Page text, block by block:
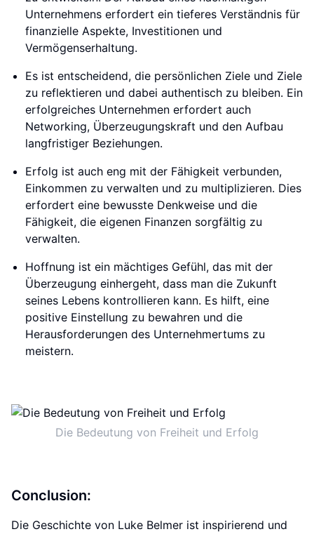
Unternehmens erfordert ein tieferes Verständnis für
finanzielle Aspekte, Investitionen und
Vermögenserhaltung.
Es ist entscheidend, die persönlichen Ziele und Ziele
zu reflektieren und dabei authentisch zu bleiben. Ein
erfolgreiches Unternehmen erfordert auch
Networking, Überzeugungskraft und den Aufbau
langfristiger Beziehungen.
Erfolg ist auch eng mit der Fähigkeit verbunden,
Einkommen zu verwalten und zu multiplizieren. Dies
erfordert eine bewusste Denkweise und die
Fähigkeit, die eigenen Finanzen sorgfältig zu
verwalten.
Hoffnung ist ein mächtiges Gefühl, das mit der
Überzeugung einhergeht, dass man die Zukunft
seines Lebens kontrollieren kann. Es hilft, eine
positive Einstellung zu bewahren und die
Herausforderungen des Unternehmertums zu
meistern.
Die Bedeutung von Freiheit und Erfolg
Conclusion:
Die Geschichte von Luke Belmer ist inspirierend und